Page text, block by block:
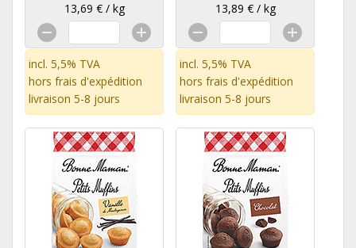
13,69 € / kg
incl. 5,5% TVA
hors frais d'expédition
livraison 5-8 jours
13,89 € / kg
incl. 5,5% TVA
hors frais d'expédition
livraison 5-8 jours